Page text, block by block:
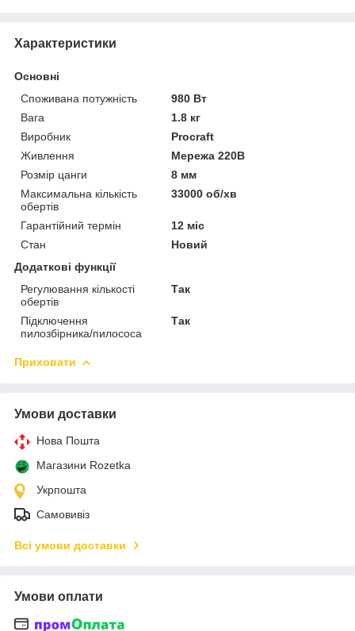
Характеристики
Основні
Споживана потужність
980 Вт
Вага
1.8 кг
Виробник
Procraft
Живлення
Мережа 220В
Розмір цанги
8 мм
Максимальна кількість
обертів
33000 об/хв
Гарантійний термін
12 міс
Стан
Новий
Додаткові функції
Регулювання кількості
обертів
Так
Підключення
пилозбірника/пилососа
Так
Приховати
Умови доставки
Нова Пошта
Магазини Rozetka
Укрпошта
Самовивіз
Всі умови доставки
Умови оплати